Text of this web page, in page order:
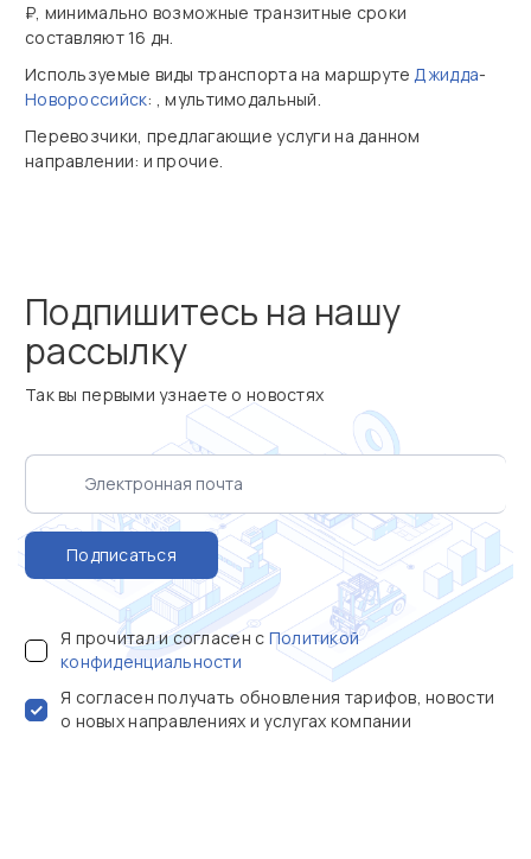
₽, минимально возможные транзитные сроки
составляют 16 дн.
Используемые виды транспорта на маршрутеДжидда-
Новороссийск: , мультимодальный.
Перевозчики, предлагающие услуги на данном
направлении: и прочие.
Подпишитесь на нашу
рассылку
Так вы первыми узнаете о новостях
Подписаться
Я прочитал и согласен с Политикой
конфиденциальности
Я согласен получать обновления тарифов, новости
о новых направлениях и услугах компании